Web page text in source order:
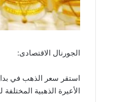
الجورنال الاقتصادى:
الأعيرة الذهبية